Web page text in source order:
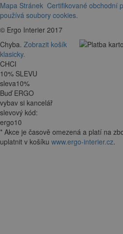
Mapa Stránek Certifikované obchodní
používá soubory cookies.
© Ergo Interier 2017
Chyba. Zobrazit košík
klasicky.
CHCI
10% SLEVU
sleva10%
Buď ERGO
vybav si kancelář
slevový kód:
ergo10
* Akce je časově omezená a platí na
uplatnit v košíku www.ergo-interier.cz.